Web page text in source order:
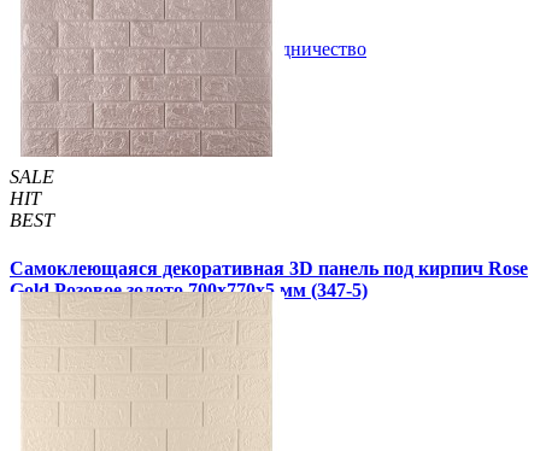
Купить В закладки Сотрудничество
SALE
HIT
BEST
Самоклеющаяся декоративная 3D панель под кирпич Rose
Gold Розовое золото 700x770x5 мм (347-5)
95 грн 135 грн /шт
1 отзывов